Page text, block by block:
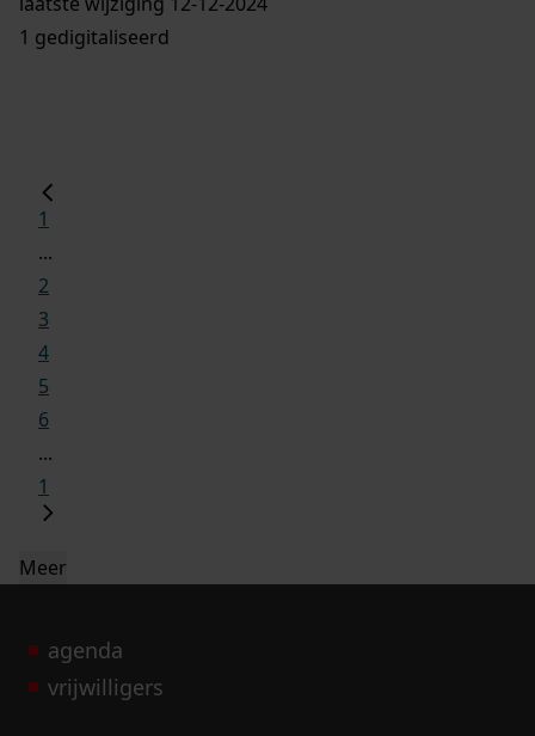
1 gedigitaliseerd
1
...
2
3
4
5
6
...
1
Meer
agenda
vrijwilligers